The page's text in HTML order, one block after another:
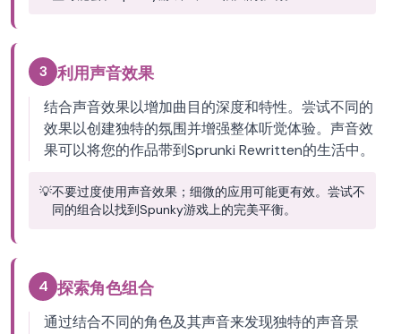
3 利用声音效果
结合声音效果以增加曲目的深度和特性。尝试不同的
效果以创建独特的氛围并增强整体听觉体验。声音效
果可以将您的作品带到Sprunki Rewritten的生活中。
💡不要过度使用声音效果；细微的应用可能更有效。尝试不
同的组合以找到Spunky游戏上的完美平衡。
4 探索角色组合
通过结合不同的角色及其声音来发现独特的声音景